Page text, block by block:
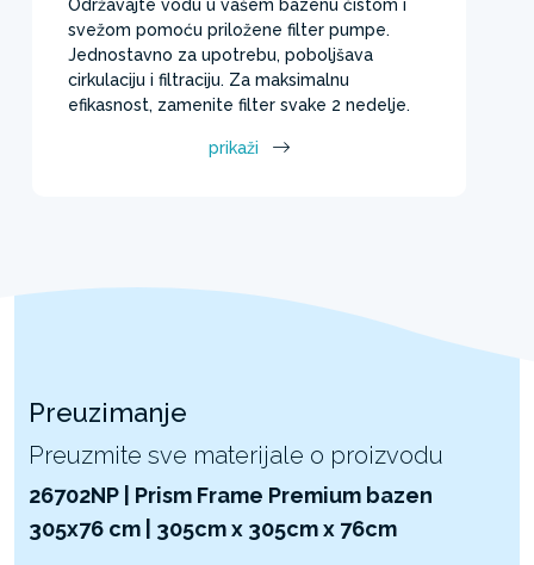
Održavajte vodu u vašem bazenu čistom i
svežom pomoću priložene filter pumpe.
Jednostavno za upotrebu, poboljšava
cirkulaciju i filtraciju. Za maksimalnu
efikasnost, zamenite filter svake 2 nedelje.
prikaži
Preuzimanje
Preuzmite sve materijale o proizvodu
26702NP | Prism Frame Premium bazen
305x76 cm | 305cm x 305cm x 76cm